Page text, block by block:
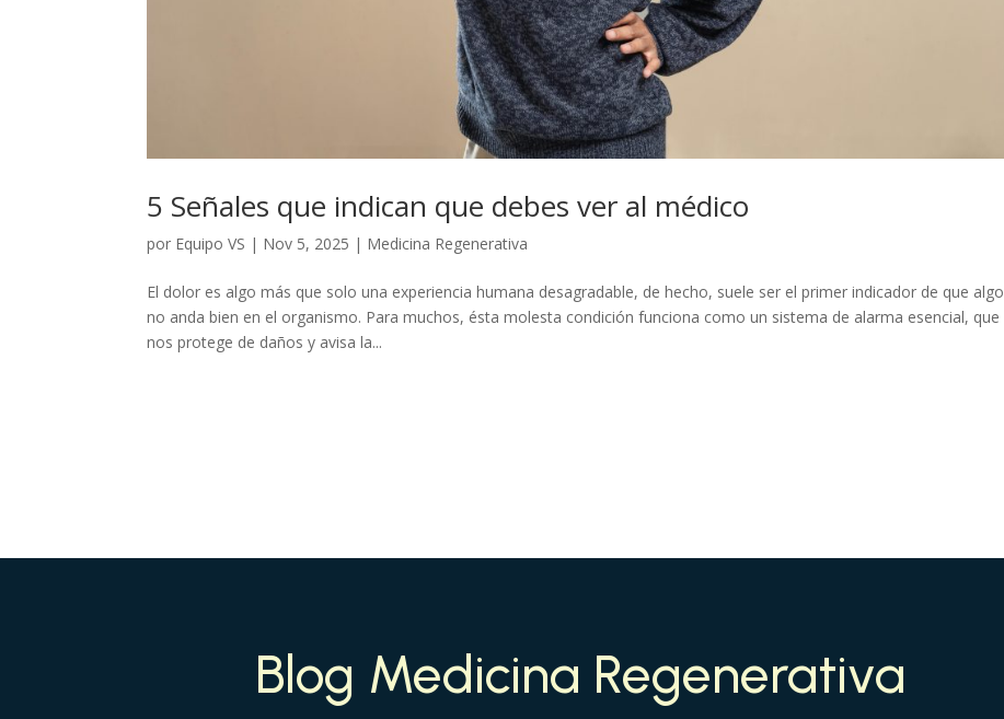
5 Señales que indican que debes ver al médico
por Equipo VS | Nov 5, 2025 | Medicina Regenerativa
El dolor es algo más que solo una experiencia humana desagradable, de hecho, suele ser el primer indicador de que algo
no anda bien en el organismo. Para muchos, ésta molesta condición funciona como un sistema de alarma esencial, que
nos protege de daños y avisa la...
Blog Medicina Regenerativa